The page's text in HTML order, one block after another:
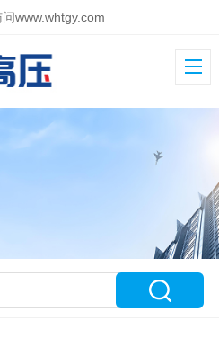
问www.whtgy.com